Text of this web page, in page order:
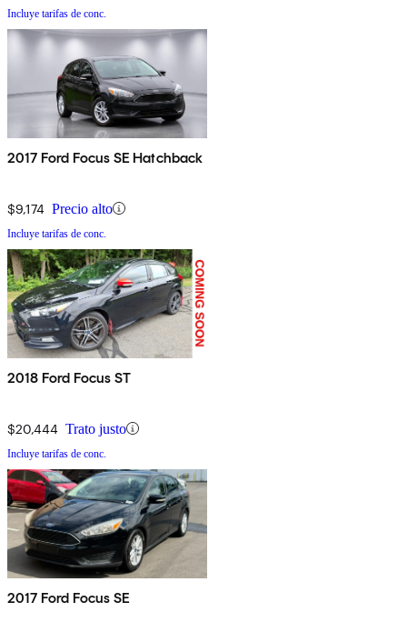
Incluye tarifas de conc.
2017 Ford Focus SE Hatchback
$9,174 Precio alto
Incluye tarifas de conc.
2018 Ford Focus ST
$20,444 Trato justo
Incluye tarifas de conc.
2017 Ford Focus SE